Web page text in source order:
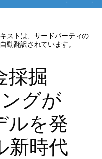
ストは、サードパーティの
動翻訳されています。
採掘
グが
ルを発
新時代